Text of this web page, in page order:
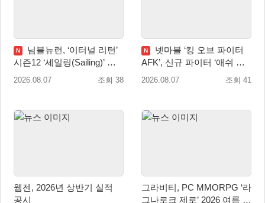
N
님블뉴런, ‘이터널 리턴’
시즌12 ‘세일링(Sailing)’ 프
리시즌 시작
2026.08.07 조회 38
N
넷마블 ‘킹 오브 파이터
AFK’, 신규 파이터 ‘애쉬 크
림존’ 업데이트
2026.08.07 조회 41
웹젠, 2026년 상반기 실적
공시
그라비티, PC MMORPG ‘라
그나로크 제로’ 2026 여름 프